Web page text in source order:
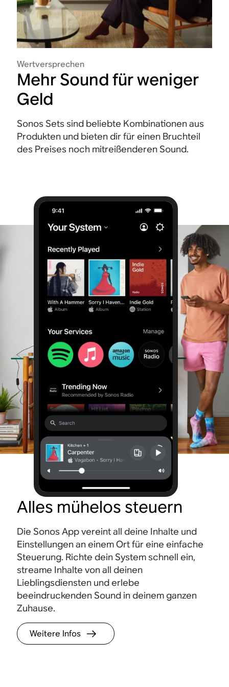
Wertversprechen
Mehr Sound für weniger
Geld
Sonos Sets sind beliebte Kombinationen aus
Produkten und bieten dir für einen Bruchteil
des Preises noch mitreißenderen Sound.
Alles mühelos steuern
Die Sonos App vereint all deine Inhalte und
Einstellungen an einem Ort für eine einfache
Steuerung. Richte dein System schnell ein,
streame Inhalte von all deinen
Lieblingsdiensten und erlebe
beeindruckenden Sound in deinem ganzen
Zuhause.
Weitere Infos